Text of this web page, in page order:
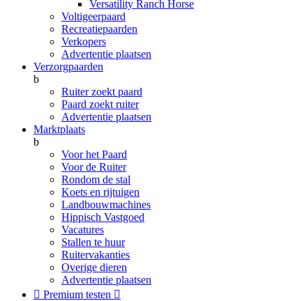
Versatility Ranch Horse
Voltigeerpaard
Recreatiepaarden
Verkopers
Advertentie plaatsen
Verzorgpaarden
b
Ruiter zoekt paard
Paard zoekt ruiter
Advertentie plaatsen
Marktplaats
b
Voor het Paard
Voor de Ruiter
Rondom de stal
Koets en rijtuigen
Landbouwmachines
Hippisch Vastgoed
Vacatures
Stallen te huur
Ruitervakanties
Overige dieren
Advertentie plaatsen
 Premium testen 